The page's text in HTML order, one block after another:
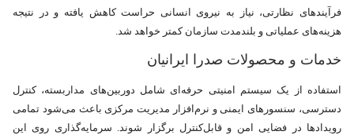
فرآیندهای نظارتی، نیاز به نیروی انسانی حراست کاهش یافته و در نتیجه
هزینه‌های عملیاتی و بلندمدت سازمان کمتر خواهد شد.
خدمات و محصولات صدرا ایرانیان
استفاده از یک سیستم امنیتی حرفه‌ای شامل دوربین‌های مداربسته، کنترل
دسترسی، سنسورهای ایمنی و نرم‌افزار مدیریت مرکزی باعث می‌شود تمامی
رویدادها در فضایی امن و قابل‌کنترل برگزار شوند. سرمایه‌گذاری روی این